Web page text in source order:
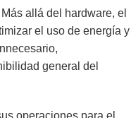
Más allá del hardware, el
el uso de energía y
general del
operaciones para el